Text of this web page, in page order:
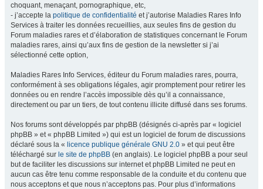
choquant, menaçant, pornographique, etc,
- j’accepte la politique de confidentialité et j’autorise Maladies Rares Info
Services à traiter les données recueillies, aux seules fins de gestion du
Forum maladies rares et d’élaboration de statistiques concernant le Forum
maladies rares, ainsi qu’aux fins de gestion de la newsletter si j’ai
sélectionné cette option,
Maladies Rares Info Services, éditeur du Forum maladies rares, pourra,
conformément à ses obligations légales, agir promptement pour retirer les
données ou en rendre l’accès impossible dès qu’il a connaissance,
directement ou par un tiers, de tout contenu illicite diffusé dans ses forums.
Nos forums sont développés par phpBB (désignés ci-après par « logiciel
phpBB » et « phpBB Limited ») qui est un logiciel de forum de discussions
déclaré sous la « licence publique générale GNU 2.0 » et qui peut être
téléchargé sur le site de phpBB (en anglais). Le logiciel phpBB a pour seul
but de faciliter les discussions sur internet et phpBB Limited ne peut en
aucun cas être tenu comme responsable de la conduite et du contenu que
nous acceptons et que nous n’acceptons pas. Pour plus d’informations